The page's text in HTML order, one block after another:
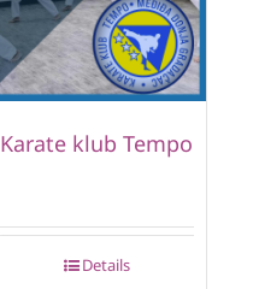
Karate klub Tempo
Details